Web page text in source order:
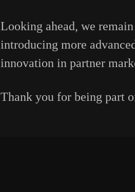
Looking ahead, we
introducing more
innovation in partner
Thank you for being part